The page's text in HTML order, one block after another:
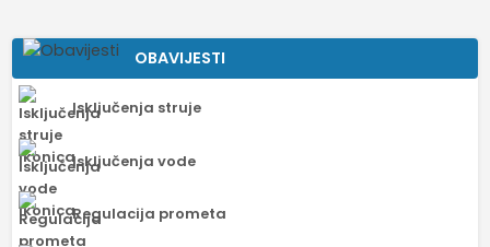
OBAVIJESTI
Isključenja struje
Isključenja vode
Regulacija prometa